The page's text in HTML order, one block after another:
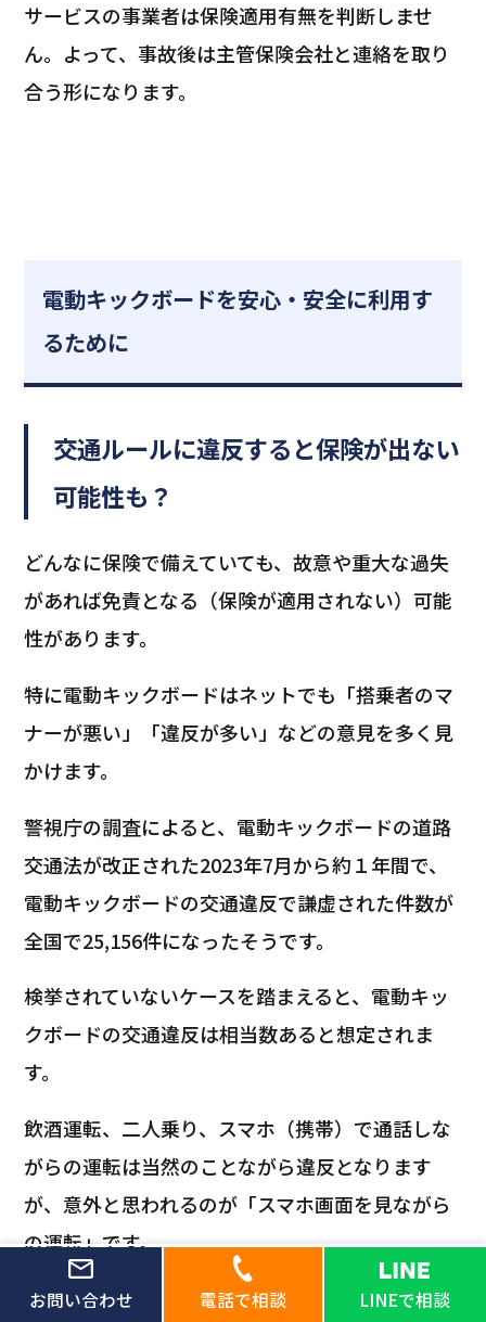
お問い合わせ 電話で相談 LINEで相談
サービスの事業者は保険適用有無を判断しませ
ん。よって、事故後は主管保険会社と連絡を取り
合う形になります。
電動キックボードを安心・安全に利用す
るために
交通ルールに違反すると保険が出ない
可能性も？
どんなに保険で備えていても、故意や重大な過失
があれば免責となる（保険が適用されない）可能
性があります。
特に電動キックボードはネットでも「搭乗者のマ
ナーが悪い」「違反が多い」などの意見を多く見
かけます。
警視庁の調査によると、電動キックボードの道路
交通法が改正された2023年7月から約１年間で、
電動キックボードの交通違反で謙虚された件数が
全国で25,156件になったそうです。
検挙されていないケースを踏まえると、電動キッ
クボードの交通違反は相当数あると想定されま
す。
飲酒運転、二人乗り、スマホ（携帯）で通話しな
がらの運転は当然のことながら違反となります
が、意外と思われるのが「スマホ画面を見ながら
の運転」です。
シェアリングサービスの電動キックボードではス